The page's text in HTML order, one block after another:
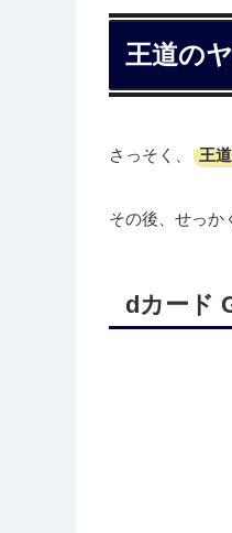
王道の
さっそく、 王
その後、せっか
dカード